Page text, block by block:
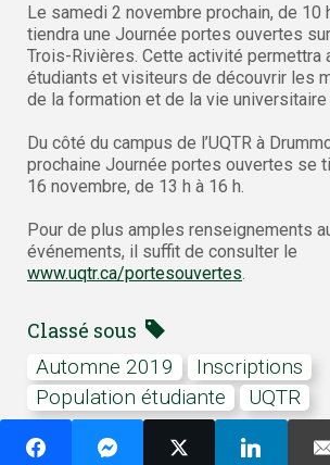
Le samedi 2 novembre prochain, de 10
tiendra une Journée portes ouvertes
Trois-Rivières. Cette activité permettra
étudiants et visiteurs de découvrir les
de la formation et de la vie universitaire
Du côté du campus de l’UQTR à
prochaine Journée portes ouvertes se
16 novembre, de 13 h à 16 h.
Pour de plus amples renseignements
événements, il suffit de consulter le
www.uqtr.ca/portesouvertes
Classé sous
automne 2019
inscriptions
population étudiante
UQTR